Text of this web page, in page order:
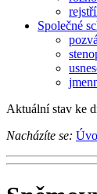
Společné
Aktuální stav ke
Nacházíte se: